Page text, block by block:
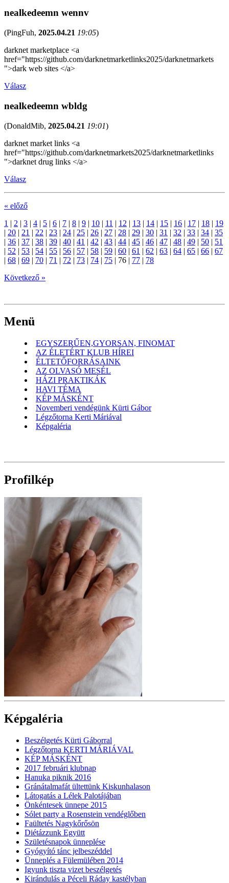
nealkedeemn wennv
(PingFuh, 2025.04.21 19:05)
darknet marketplace <a
href="https://github.com/darknetmarketlinks2025/darknetmarkets
">dark web sites </a>
Válasz
nealkedeemn wbldg
(DonaldMib, 2025.04.21 19:01)
darknet market links <a
href="https://github.com/darknetmarkets2025/darknetmarketlinks
">darknet drug links </a>
Válasz
« előző
1 | 2 | 3 | 4 | 5 | 6 | 7 | 8 | 9 | 10 | 11 | 12 | 13 | 14 | 15 | 16 | 17 | 18 | 19
| 20 | 21 | 22 | 23 | 24 | 25 | 26 | 27 | 28 | 29 | 30 | 31 | 32 | 33 | 34 | 35
| 36 | 37 | 38 | 39 | 40 | 41 | 42 | 43 | 44 | 45 | 46 | 47 | 48 | 49 | 50 | 51
| 52 | 53 | 54 | 55 | 56 | 57 | 58 | 59 | 60 | 61 | 62 | 63 | 64 | 65 | 66 | 67
| 68 | 69 | 70 | 71 | 72 | 73 | 74 | 75 | 76 | 77 | 78
Következő »
Menü
EGYSZERŰEN,GYORSAN, FINOMAT
AZ ÉLETÉRT KLUB HÍREI
ÉLTETŐFORRÁSAINK
AZ OLVASÓ MESÉL
HÁZI PRAKTIKÁK
HAVI TÉMA
KÉP MÁSKÉNT
Novemberi vendégünk Kürti Gábor
Légzőtorna Kerti Máriával
Képgaléria
Profilkép
Képgaléria
Beszélgetés Kürti Gáborral
Légzőtorna KERTI MÁRIÁVAL
KÉP MÁSKÉNT
2017 februári klubnap
Hanuka piknik 2016
Gránátalmafát ültettünk Kiskunhalason
Látogatás a Lélek Palotájában
Önkéntesek ünnepe 2015
Sólet party a Rosenstein vendéglőben
Faültetés Nagykőrősön
Diétázzunk Együtt
Születésnapok ünneplése
Gyógyító tánc jelbeszéddel
Ünneplés a Fülemülében 2014
Igyunk tiszta vizet beszélgetés
Kirándulás a Péceli Ráday kastélyban